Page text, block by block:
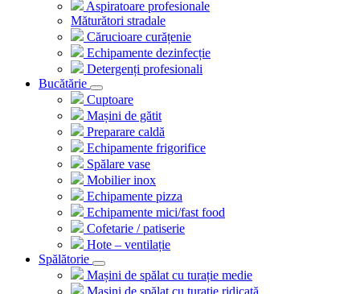
Aspiratoare profesionale
Măturători stradale
Cărucioare curățenie
Echipamente dezinfecție
Detergenți profesionali
Bucătărie
Cuptoare
Mașini de gătit
Preparare caldă
Echipamente frigorifice
Spălare vase
Mobilier inox
Echipamente pizza
Echipamente mici/fast food
Cofetarie / patiserie
Hote – ventilație
Spălătorie
Mașini de spălat cu turație medie